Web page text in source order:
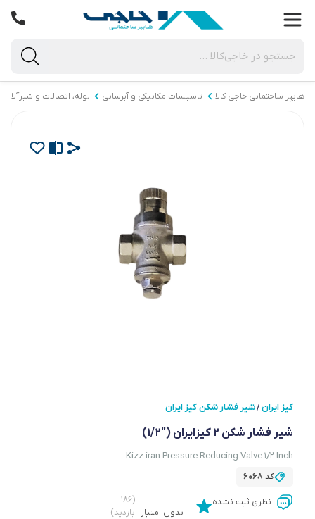
هایپر ساختمانی خاجی‌ کالا تاسیسات مکانیکی و آبرسانی لوله، اتصالات و شیرآلات
کیز ایران/شیر فشار شکن کیز ایران
شیر فشار شکن 2 کیزایران ("1/2)
Kizz iran Pressure Reducing Valve 1/2 Inch
کد 6068
نظری ثبت نشده
بدون امتیاز
(۱۸۶
بازدید)